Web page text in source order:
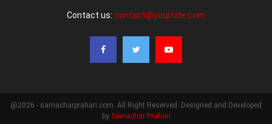
Contact us: contact@yoursite.com
@2026 - samacharprahari.com. All Right Reserved. Designed and Developed
by Samachar Prahari